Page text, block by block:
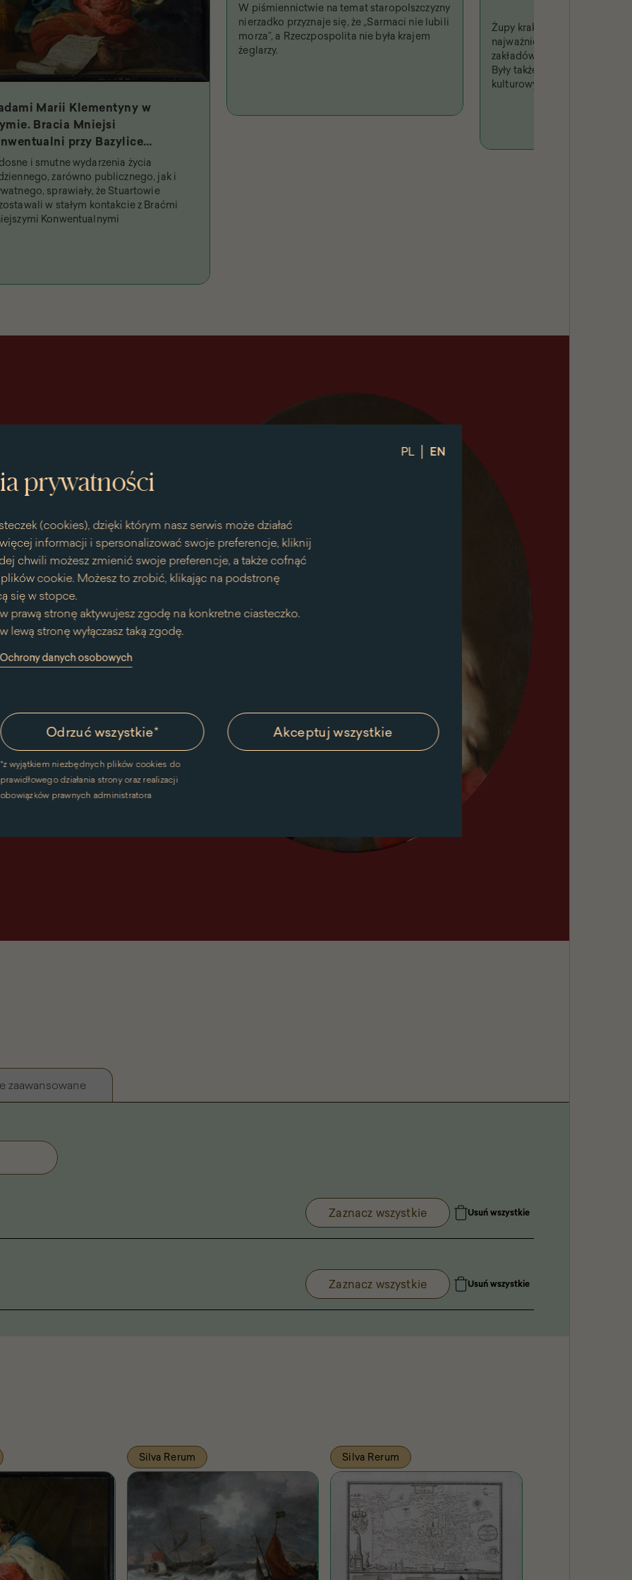
PL | EN
prywatności
(cookies), dzięki którym nasz serwis może działać
informacji i spersonalizować swoje preferencje, kliknij
chwili możesz zmienić swoje preferencje, a także cofnąć
cookie. Możesz to zrobić, klikając na podstronę
się w stopce.
prawą stronę aktywujesz zgodę na konkretne ciasteczko.
lewą stronę wyłączasz taką zgodę.
danych osobowych
Odrzuć wszystkie*
*z wyjątkiem niezbędnych plików cookies do
prawidłowego działania strony oraz realizacji
obowiązków prawnych administratora
Akceptuj wszystkie
Marii Klementyny w
Bracia Mniejsi
przy Bazylice
Dwunastu Apostołów i
królowa
i smutne wydarzenia życia
zarówno publicznego, jak i
sprawiały, że Stuartowie
w stałym kontakcie z Braćmi
Konwentualnymi
W piśmiennictwie na temat staropolszczyzny
nierzadko przyznaje się, że „Sarmaci nie lubili
morza”, a Rzeczpospolita nie była krajem
żeglarzy.
Żupy krakowskie były jednym
najważniejszych i
zakładów produkcyjnych w
Były także fenomenem
kulturowym, niejednokrotnie
zaawansowane
Zaznacz wszystkie Usuń wszystkie
Zaznacz wszystkie Usuń wszystkie
Silva Rerum Silva Rerum